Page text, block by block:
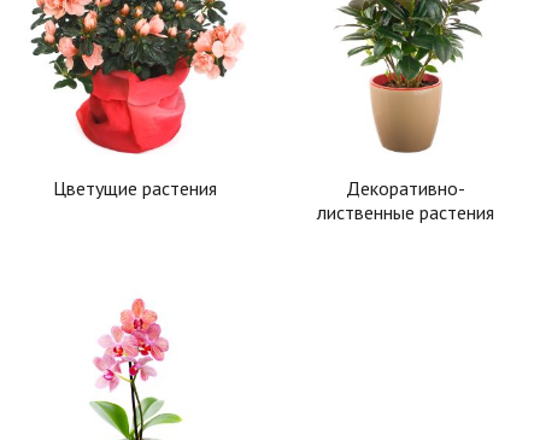
Цветущие растения
Декоративно-
лиственные растения